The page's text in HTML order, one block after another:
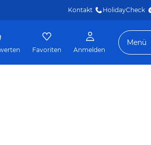
Kontakt HolidayCheck
Favoriten Anmelden
Menü